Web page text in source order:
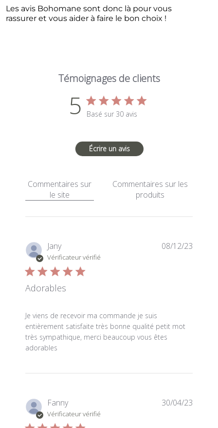
Les avis Bohomane sont donc là pour vous
rassurer et vous aider à faire le bon choix !
Témoignages de clients
5 Évaluation de 5 étoile(s)
Basé sur 30 avis
Écrire un avis
Commentaires sur
le site
Commentaires sur les
produits
Jany
Vérificateur vérifié
Adorables
Je viens de recevoir ma commande je suis
entièrement satisfaite très bonne qualité petit mot
très sympathique, merci beaucoup vous êtes
adorables
read more about review content Je viens de recevoir
08/12/23
Fanny
Vérificateur vérifié
30/04/23